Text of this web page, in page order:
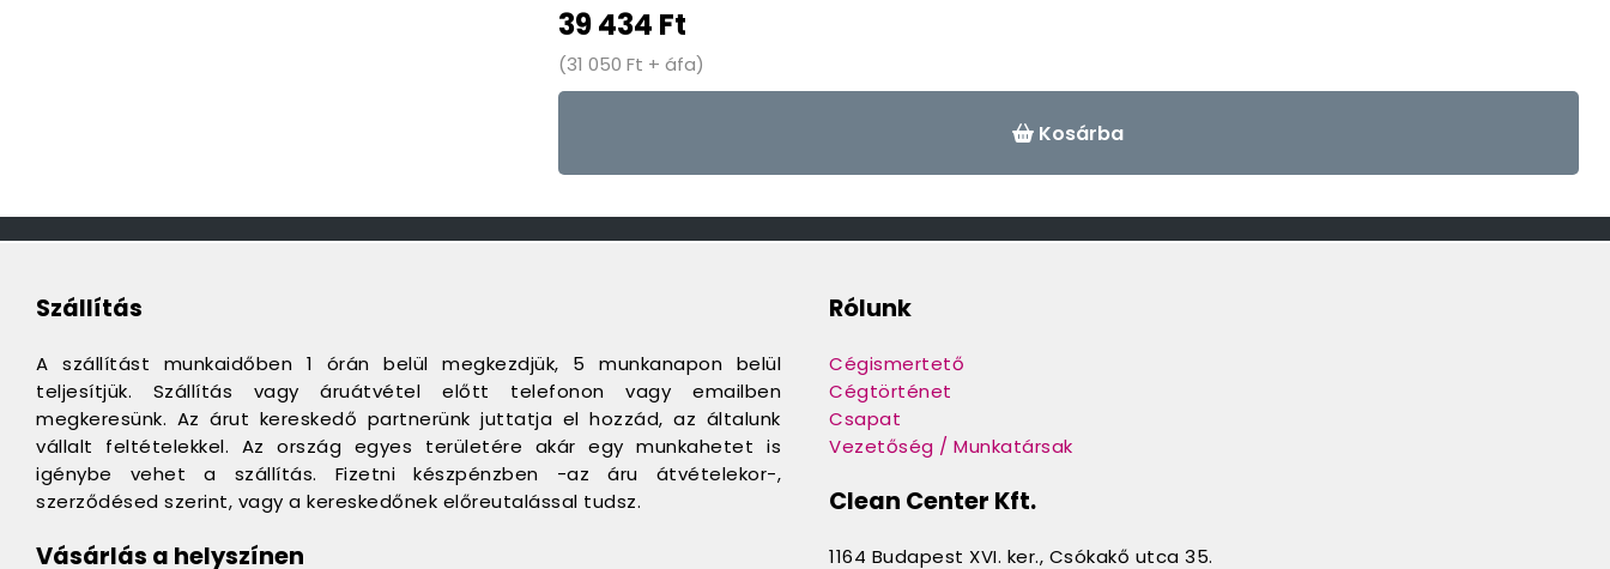
39 434 Ft
(31 050 Ft + áfa)
Kosárba
Szállítás
A szállítást munkaidőben 1 órán belül megkezdjük, 5 munkanapon belül
teljesítjük. Szállítás vagy áruátvétel előtt telefonon vagy emailben
megkeresünk. Az árut kereskedő partnerünk juttatja el hozzád, az általunk
vállalt feltételekkel. Az ország egyes területére akár egy munkahetet is
igénybe vehet a szállítás. Fizetni készpénzben -az áru átvételekor-,
szerződésed szerint, vagy a kereskedőnek előreutalással tudsz.
Vásárlás a helyszínen
Rólunk
Cégismertető
Cégtörténet
Csapat
Vezetőség / Munkatársak
Clean Center Kft.
1164 Budapest XVI. ker., Csókakő utca 35.